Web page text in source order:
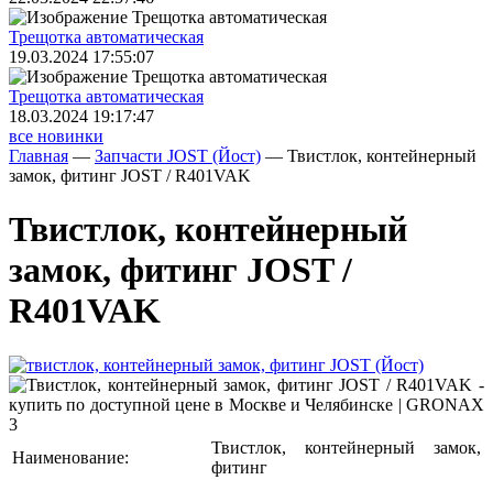
Трещoтка автоматическая
19.03.2024 17:55:07
Трещoтка автоматическая
18.03.2024 19:17:47
все новинки
Главная — Запчасти JOST (Йост) — Твистлок, контейнерный
замок, фитинг JOST / R401VAK
Твистлок, контейнерный
замок, фитинг JOST /
R401VAK
Наименование:
Твистлок, контейнерный замок,
фитинг